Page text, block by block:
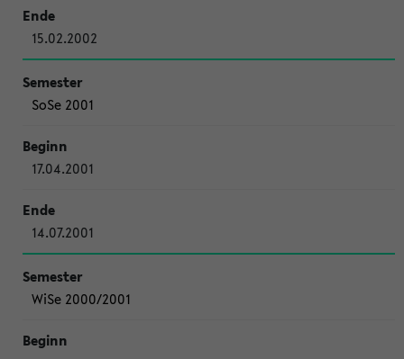
15.02.2002
SoSe 2001
17.04.2001
14.07.2001
WiSe 2000/2001